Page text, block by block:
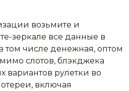
возьмите и
зеркале все данные в
том числе денежная, оптом
слотов, блэкджека
вариантов рулетки во
включая